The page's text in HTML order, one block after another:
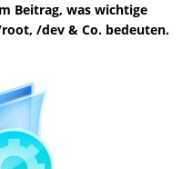
Beitrag, was wichtige
/dev & Co. bedeuten.